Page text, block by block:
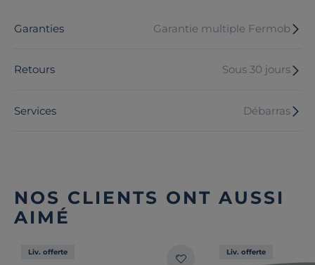
Garanties Garantie multiple Fermob
Retours Sous 30 jours
Services Débarras
NOS CLIENTS ONT AUSSI
AIMÉ
Liv. offerte Liv. offerte